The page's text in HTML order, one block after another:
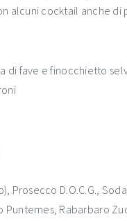
alcuni cocktail anche di
di fave e finocchietto
Prosecco D.O.C.G.,
Puntemes, Rabarbaro